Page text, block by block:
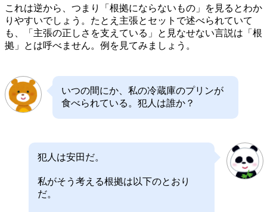
これは逆から、つまり「根拠にならないもの」を見るとわか
りやすいでしょう。たとえ主張とセットで述べられていて
も、「主張の正しさを支えている」と見なせない言説は「根
拠」とは呼べません。例を見てみましょう。
いつの間にか、私の冷蔵庫のプリンが
食べられている。犯人は誰か？
犯人は安田だ。
私がそう考える根拠は以下のとおり
だ。